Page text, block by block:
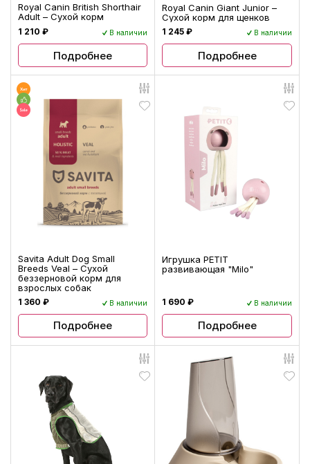
Royal Canin British Shorthair
Adult – Сухой корм
1 210 ₽ В наличии
Подробнее
Royal Canin Giant Junior –
Сухой корм для щенков
1 245 ₽ В наличии
Подробнее
Savita Adult Dog Small
Breeds Veal – Сухой
беззерновой корм для
взрослых собак
1 360 ₽ В наличии
Подробнее
Игрушка PETIT
развивающая "Milo"
1 690 ₽ В наличии
Подробнее